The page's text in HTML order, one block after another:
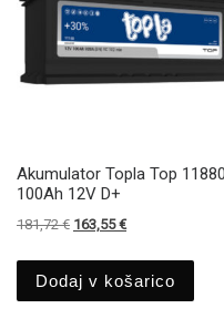
Akumulator Topla Top
100Ah 12V D+
181,72€ Izvirna cena je bila:
163,55€Trenutna cena
Dodaj v košarico